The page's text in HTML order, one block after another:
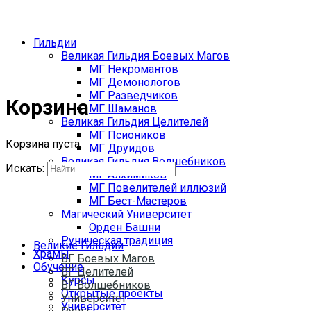
Гильдии
Великая Гильдия Боевых Магов
МГ Некромантов
МГ Демонологов
МГ Разведчиков
МГ Шаманов
Великая Гильдия Целителей
МГ Псиоников
МГ Друидов
Великая Гильдия Волшебников
МГ Алхимиков
МГ Повелителей иллюзий
МГ Бест-Мастеров
Магический Университет
Орден Башни
Руническая традиция
Храмы
Обучение
Курсы
Открытые проекты
Университет
Корзина
Корзина пуста.
Искать:
Великие Гильдии
ВГ Боевых Магов
ВГ Целителей
ВГ Волшебников
Университет